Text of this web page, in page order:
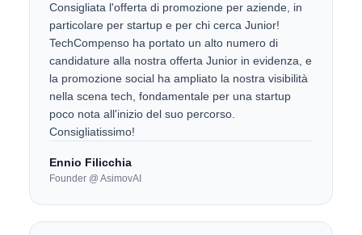
Consigliata l'offerta di promozione per aziende, in
particolare per startup e per chi cerca Junior!
TechCompenso ha portato un alto numero di
candidature alla nostra offerta Junior in evidenza, e
la promozione social ha ampliato la nostra visibilità
nella scena tech, fondamentale per una startup
poco nota all'inizio del suo percorso.
Consigliatissimo!
Ennio Filicchia
Founder @ AsimovAI